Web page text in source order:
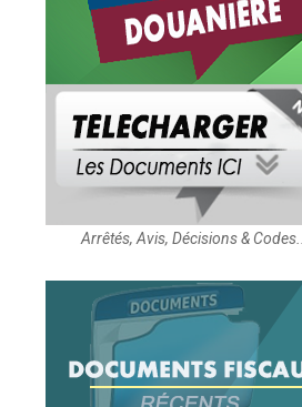
Arrêtés, Avis, Décisions & Codes...